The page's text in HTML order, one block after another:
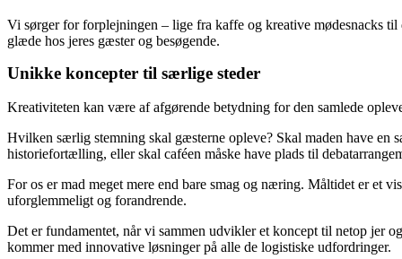
Vi sørger for forplejningen – lige fra kaffe og kreative mødesnacks
glæde hos jeres gæster og besøgende.
Unikke koncepter til særlige steder
Kreativiteten kan være af afgørende betydning for den samlede
Hvilken særlig stemning skal gæsterne opleve? Skal maden have en
historiefortælling, eller skal caféen måske have plads til
For os er mad meget mere end bare smag og næring. Måltidet er et
uforglemmeligt og forandrende.
Det er fundamentet, når vi sammen udvikler et koncept til netop jer
kommer med innovative løsninger på alle de logistiske udfordringer.